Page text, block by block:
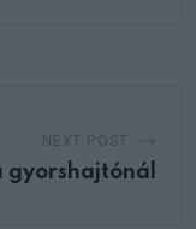
gyorshajtónál